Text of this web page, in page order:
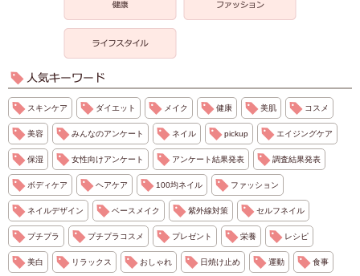
スキンケア ダイエット メイク 健康 美肌 コスメ
美容 みんなのアンケート ネイル pickup エイジングケア
保湿 女性向けアンケート アンケート結果発表 調査結果発表
ボディケア ヘアケア 100均ネイル ファッション
ネイルデザイン ベースメイク 紫外線対策 セルフネイル
プチプラ プチプラコスメ プレゼント 栄養 レシピ
美白 リラックス おしゃれ 日焼け止め 運動 食事